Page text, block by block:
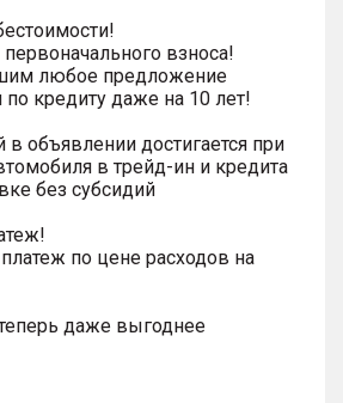
взноса!
любое предложение
по кредиту даже на 10 лет!
в объявлении достигается при
в трейд-ин и кредита
без субсидий
по цене расходов на
даже выгоднее